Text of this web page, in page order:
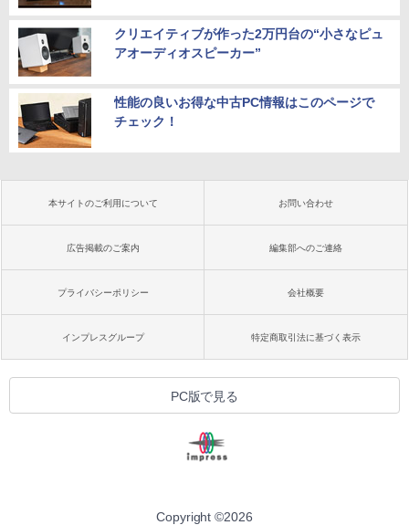
クリエイティブが作った2万円台の“小さなピュ
アオーディオスピーカー”
性能の良いお得な中古PC情報はこのページで
チェック！
本サイトのご利用について お問い合わせ
広告掲載のご案内 編集部へのご連絡
プライバシーポリシー 会社概要
インプレスグループ 特定商取引法に基づく表示
PC版で見る
Copyright ©2026